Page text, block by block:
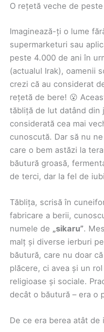
O rețetă veche de
Imaginează-ți o lume
supermarketuri sau
peste 4.000 de ani în
(actualul Irak), oamenii
crezi că au considerat
rețetă de bere! 😮
tăbliță de lut datând din
considerată cea mai
cunoscută. Dar să nu
care o bem astăzi la
băutură groasă,
de terci, dar la fel de
Tăblița, scrisă în
fabricare a berii,
numele de „sikaru”.
malț și diverse ierburi
băutură, care nu doar
plăcere, ci avea și un
religioase și sociale.
decât o băutură – era o
De ce era berea atât de